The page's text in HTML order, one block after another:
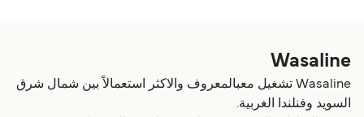
Wasaline
Wasaline تشغيل معبالمعروف والاكثر استعمالاً بين شمال شرق
السويد وفنلندا الغربية.